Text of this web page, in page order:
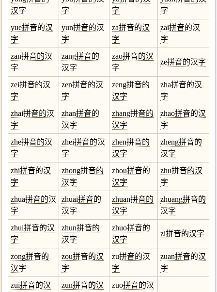
汉字
字
字
字
yue拼音的汉
字
yun拼音的汉
字
za拼音的汉
字
zai拼音的汉
字
zan拼音的汉
字
zang拼音的
汉字
zao拼音的汉
字
ze拼音的汉字
zei拼音的汉
字
zen拼音的汉
字
zeng拼音的
汉字
zha拼音的汉
字
zhai拼音的汉
字
zhan拼音的
汉字
zhang拼音的
汉字
zhao拼音的汉
字
zhe拼音的汉
字
zhei拼音的汉
字
zhen拼音的
汉字
zheng拼音的
汉字
zhi拼音的汉
字
zhong拼音的
汉字
zhou拼音的
汉字
zhu拼音的汉
字
zhua拼音的汉
字
zhuai拼音的
汉字
zhuan拼音的
汉字
zhuang拼音的
汉字
zhui拼音的汉
字
zhun拼音的
汉字
zhuo拼音的
汉字
zi拼音的汉字
zong拼音的
汉字
zou拼音的汉
字
zu拼音的汉
字
zuan拼音的汉
字
zui拼音的汉
zun拼音的汉
zuo拼音的汉